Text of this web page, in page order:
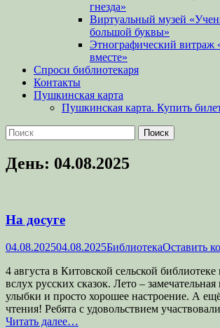
гнезда»
Виртуальный музей
большой буквы»
Этнографический
вместе»
Спроси библиотекаря
Контакты
Пушкинская карта
Пушкинская карта. Купить
Поиск
Найти:
День: 04.08.2025
На досуге
Опубликовано
04.08.202504.08.2025Автор
БиблиотекаОставить
4 августа в Китовской сельской
вслух русских сказок. Лето – замечательная
улыбки и просто хорошее настроение. А
чтения! Ребята с удовольствием
Читать далее…